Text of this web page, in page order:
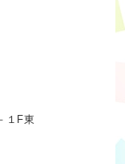
１F東